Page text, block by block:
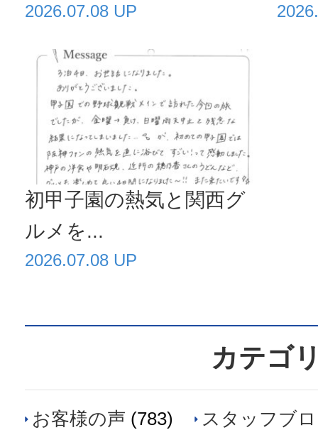
2026.07.08 UP
初甲子園の熱気と関西グ
ルメを...
2026.07.08 UP
カテゴ
お客様の声 (783) スタッフブ